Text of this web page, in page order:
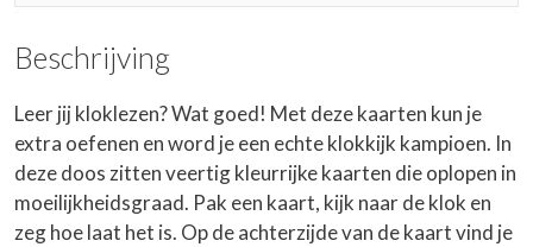
Beschrijving
Leer jij kloklezen? Wat goed! Met deze kaarten kun je
extra oefenen en word je een echte klokkijk kampioen. In
deze doos zitten veertig kleurrijke kaarten die oplopen in
moeilijkheidsgraad. Pak een kaart, kijk naar de klok en
zeg hoe laat het is. Op de achterzijde van de kaart vind je